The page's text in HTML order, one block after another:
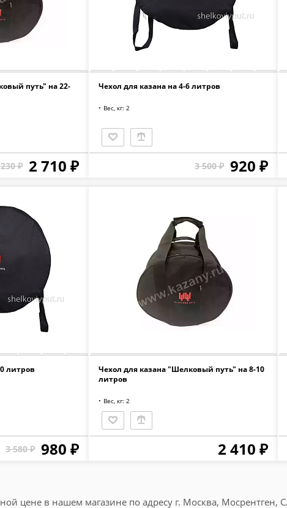
путь" на 22-
₽ 2 710 ₽
Чехол для казана на 4-6 литров
Вес, кг: 2
3 500 ₽ 920 ₽
литров
3 580 ₽ 980 ₽
Чехол для казана "Шелковый путь" на 8-10
литров
Вес, кг: 2
2 410 ₽
цене в нашем магазине по адресу г. Москва, Мосрентген,